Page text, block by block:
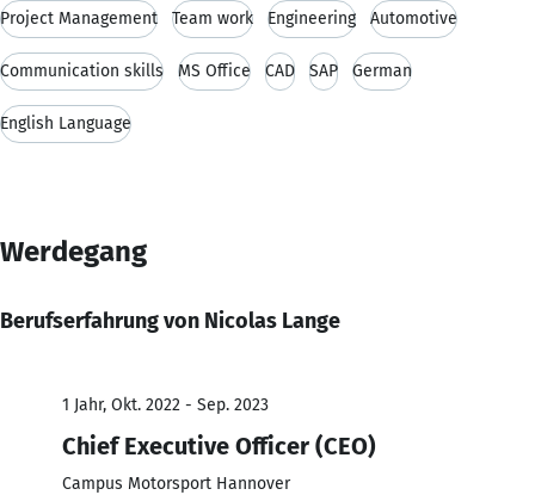
Project Management Team work Engineering Automotive
Communication skills MS Office CAD SAP German
English Language
Werdegang
Berufserfahrung von Nicolas Lange
1 Jahr, Okt. 2022 - Sep. 2023
Chief Executive Officer (CEO)
Campus Motorsport Hannover